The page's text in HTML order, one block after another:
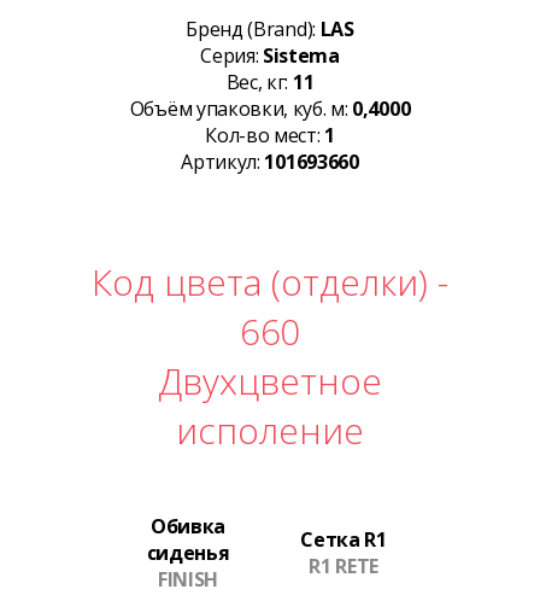
Бренд (Brand): LAS
Серия: Sistema
Вес, кг: 11
Объём упаковки, куб. м: 0,4000
Кол-во мест: 1
Артикул: 101693660
Код цвета (отделки) -
660
Двухцветное
исполение
Обивка
сиденья
FINISH
Сетка R1
R1 RETE